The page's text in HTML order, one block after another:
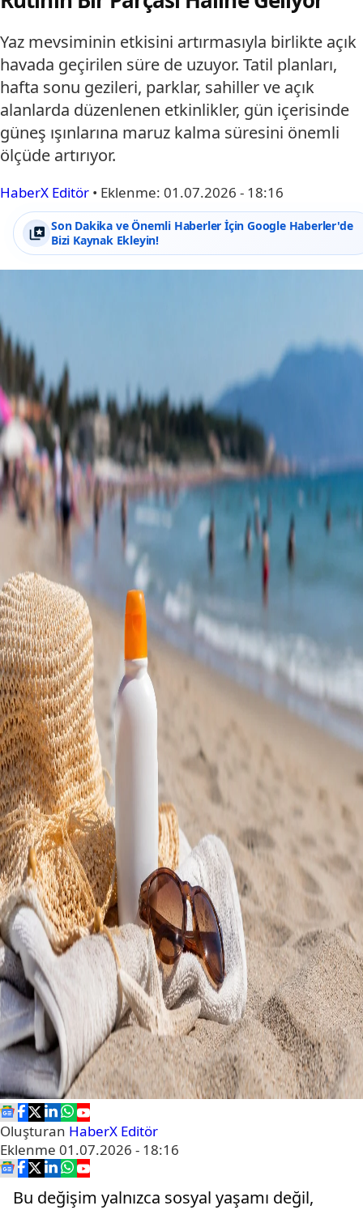
Yaz mevsiminin etkisini artırmasıyla birlikte açık
havada geçirilen süre de uzuyor. Tatil planları,
hafta sonu gezileri, parklar, sahiller ve açık
alanlarda düzenlenen etkinlikler, gün içerisinde
güneş ışınlarına maruz kalma süresini önemli
ölçüde artırıyor.
HaberX Editör • Eklenme: 01.07.2026 - 18:16
Son Dakika ve Önemli Haberler İçin Google Haberler'de
Bizi Kaynak Ekleyin!
Oluşturan HaberX Editör
Eklenme 01.07.2026 - 18:16
Bu değişim yalnızca sosyal yaşamı değil,